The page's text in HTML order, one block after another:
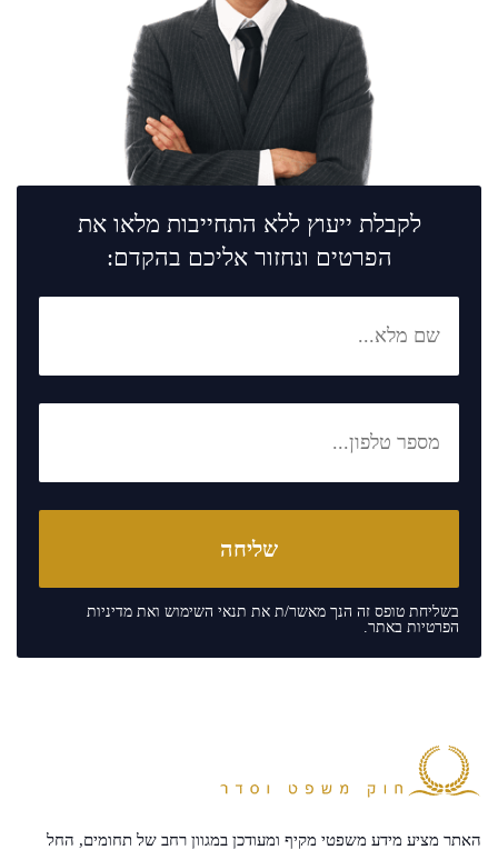
לקבלת ייעוץ ללא התחייבות מלאו את
הפרטים ונחזור אליכם בהקדם:
בשליחת טופס זה הנך מאשר/ת את תנאי השימוש ואת מדיניות
הפרטיות באתר.
האתר מציע מידע משפטי מקיף ומעודכן במגוון רחב של תחומים, החל